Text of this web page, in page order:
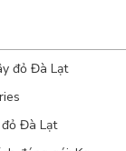
hệ miễn
và làm lành
B6 và folate
năng thần kinh
đỏ Đà Lạt
Đà Lạt